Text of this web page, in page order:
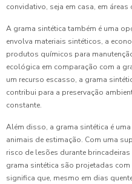
convidativo, seja em casa, em
A grama sintética também é uma
envolva materiais sintéticos, a
produtos químicos para
ecológica em comparação com a
um recurso escasso, a grama
contribui para a preservação
constante.
Além disso, a grama sintética é
animais de estimação. Com uma
risco de lesões durante
grama sintética são projetadas
significa que, mesmo em dias